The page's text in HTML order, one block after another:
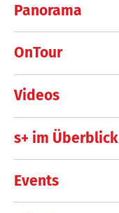
Panorama
OnTour
Videos
s+ im Überblick
Events